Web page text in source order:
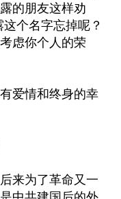
的朋友这样劝
个名字忘掉呢？
虑你个人的荣
爱情和终身的幸
来为了革命又一